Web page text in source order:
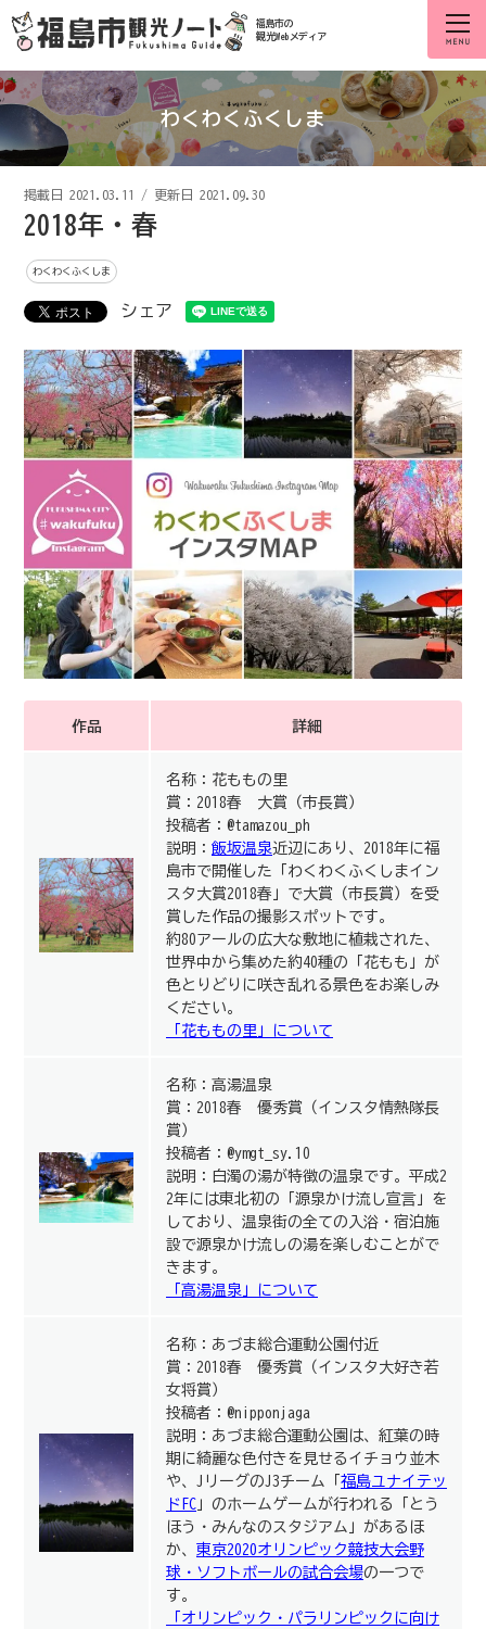
福島市の
観光Webメディア
わくわくふくしま
掲載日 2021.03.11 / 更新日 2021.09.30
2018年・春
わくわくふくしま
シェア
作品 詳細
名称：花ももの里
賞：2018春 大賞（市長賞）
投稿者：@tamazou_ph
説明： 飯坂温泉近辺にあり、2018年に福
島市で開催した「わくわくふくしまイン
スタ大賞2018春」で大賞（市長賞）を受
賞した作品の撮影スポットです。
約80アールの広大な敷地に植栽された、
世界中から集めた約40種の「花もも」が
色とりどりに咲き乱れる景色をお楽しみ
ください。
「花ももの里」について
名称：高湯温泉
賞：2018春 優秀賞（インスタ情熱隊長
賞）
投稿者：@ymgt_sy.10
説明：白濁の湯が特徴の温泉です。平成2
2年には東北初の「源泉かけ流し宣言」を
しており、温泉街の全ての入浴・宿泊施
設で源泉かけ流しの湯を楽しむことがで
きます。
「高湯温泉」について
名称：あづま総合運動公園付近
賞：2018春 優秀賞（インスタ大好き若
女将賞）
投稿者：@nipponjaga
説明：あづま総合運動公園は、紅葉の時
期に綺麗な色付きを見せるイチョウ並木
や、JリーグのJ3チーム「 福島ユナイテッ
ドFC 」のホームゲームが行われる「とう
ほう・みんなのスタジアム」があるほ
か、 東京2020オリンピック競技大会野
球・ソフトボールの試合会場の一つで
す。
「オリンピック・パラリンピックに向け